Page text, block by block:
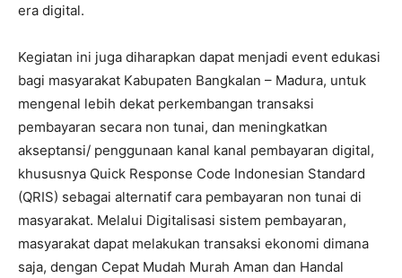
era digital.
Kegiatan ini juga diharapkan dapat menjadi event edukasi
bagi masyarakat Kabupaten Bangkalan – Madura, untuk
mengenal lebih dekat perkembangan transaksi
pembayaran secara non tunai, dan meningkatkan
akseptansi/ penggunaan kanal kanal pembayaran digital,
khususnya Quick Response Code Indonesian Standard
(QRIS) sebagai alternatif cara pembayaran non tunai di
masyarakat. Melalui Digitalisasi sistem pembayaran,
masyarakat dapat melakukan transaksi ekonomi dimana
saja, dengan Cepat Mudah Murah Aman dan Handal